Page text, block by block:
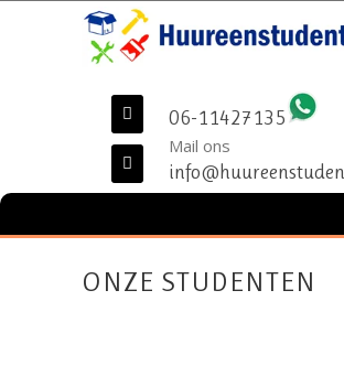
06-11427135
Mail ons
ONZE STUDENTEN